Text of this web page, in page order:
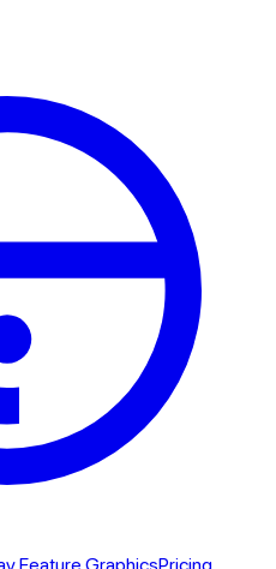
Feature GraphicsPricing